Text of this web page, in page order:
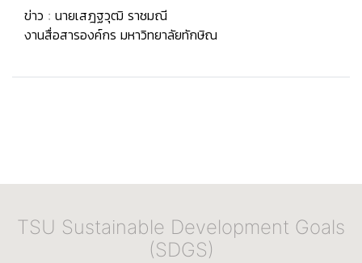
ข่าว : นายเสฎฐวุฒิ ราชมณี
งานสื่อสารองค์กร มหาวิทยาลัยทักษิณ
TSU Sustainable Development Goals
(SDGS)